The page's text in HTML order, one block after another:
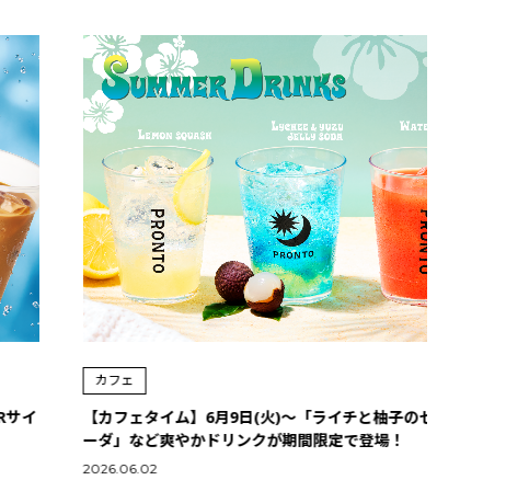
【カフェタイム】6月9日(火)～「ライチと柚子のゼリーソ
ーダ」など爽やかドリンクが期間限定で登場！
2026.06.02